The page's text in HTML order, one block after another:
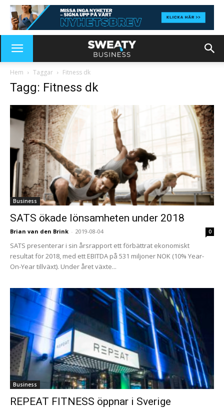
Hem Taggar Fitness dk
Tagg: Fitness dk
Business
SATS ökade lönsamheten under 2018
Brian van den Brink - 2019-08-04 0
SATS presenterar i sin årsrapport ett förbättrat ekonomiskt
resultat för 2018, med ett EBITDA på 531 miljoner NOK (10% Year-
On-Year tillväxt). Under året växte...
Business
REPEAT FITNESS öppnar i Sverige